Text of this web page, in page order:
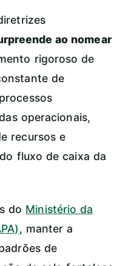
ao nomear
rigoroso de
de
operacionais,
recursos e
fluxo de caixa da
do Ministério da
, manter a
de